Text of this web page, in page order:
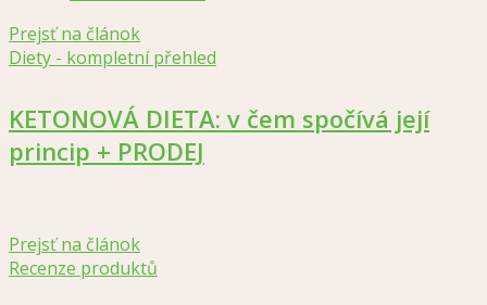
Prejsť na článok
Diety - kompletní přehled
KETONOVÁ DIETA: v čem spočívá její
princip + PRODEJ
Prejsť na článok
Recenze produktů